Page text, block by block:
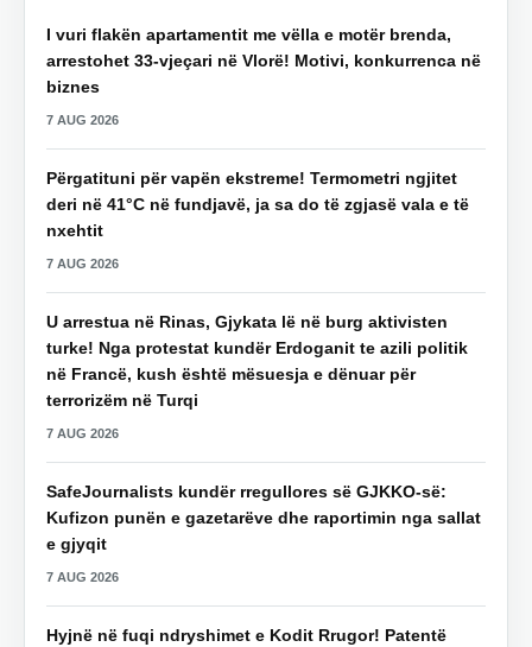
I vuri flakën apartamentit me vëlla e motër brenda,
arrestohet 33-vjeçari në Vlorë! Motivi, konkurrenca në
biznes
7 AUG 2026
Përgatituni për vapën ekstreme! Termometri ngjitet
deri në 41°C në fundjavë, ja sa do të zgjasë vala e të
nxehtit
7 AUG 2026
U arrestua në Rinas, Gjykata lë në burg aktivisten
turke! Nga protestat kundër Erdoganit te azili politik
në Francë, kush është mësuesja e dënuar për
terrorizëm në Turqi
7 AUG 2026
SafeJournalists kundër rregullores së GJKKO-së:
Kufizon punën e gazetarëve dhe raportimin nga sallat
e gjyqit
7 AUG 2026
Hyjnë në fuqi ndryshimet e Kodit Rrugor! Patentë